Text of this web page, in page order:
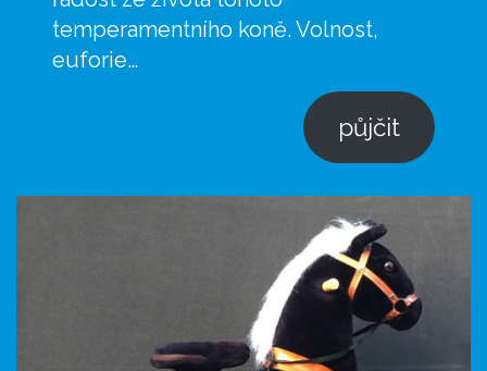
temperamentního koně. Volnost,
euforie…
půjčit